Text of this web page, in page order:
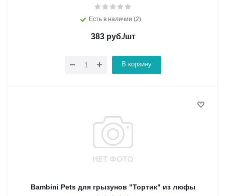
Есть в наличии (2)
383руб./шт
В корзину
Bambini Pets для грызунов "Тортик" из люфы